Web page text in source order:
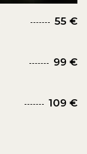
55 €
99 €
109 €